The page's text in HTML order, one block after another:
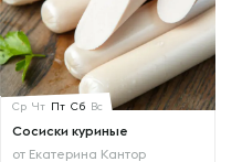
Ср Чт Пт Сб Вс
Сосиски куриные
от Екатерина Кантор